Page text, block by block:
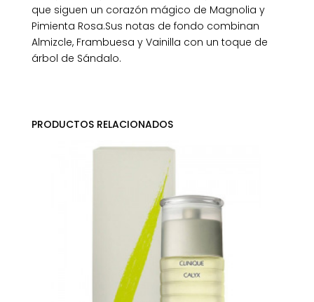
que siguen un corazón mágico de Magnolia y
Pimienta Rosa.Sus notas de fondo combinan
Almizcle, Frambuesa y Vainilla con un toque de
árbol de Sándalo.
PRODUCTOS RELACIONADOS